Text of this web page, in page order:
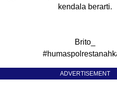
kendala berarti.
Brito_
ADVERTISEMENT